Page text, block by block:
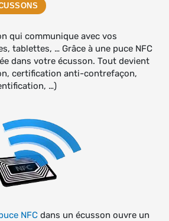
qui communique avec vos
tablettes, … Grâce à une puce NFC
dans votre écusson. Tout devient
certification anti-contrefaçon,
…)
NFC dans un écusson ouvre un